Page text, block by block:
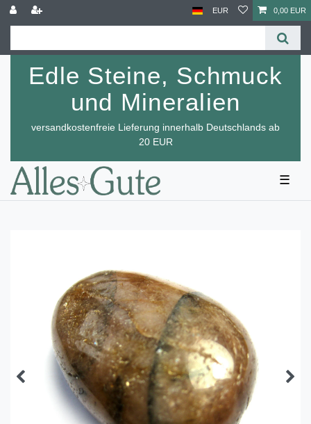
EUR 0,00 EUR
Edle Steine, Schmuck
und Mineralien
versandkostenfreie Lieferung innerhalb Deutschlands ab
20 EUR
☰